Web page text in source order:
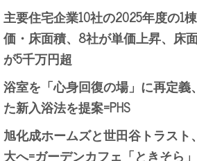
主要住宅企業10社の2025年度の1
価・床面積、8社が単価上昇、床
が5千万円超
浴室を「心身回復の場」に再定義
た新入浴法を提案=PHS
旭化成ホームズと世田谷トラス
大へ=ガーデンカフェ「ときそら